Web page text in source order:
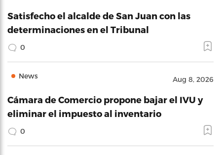
Satisfecho el alcalde de San Juan con las
determinaciones en el Tribunal
0
News Aug 8, 2026
Cámara de Comercio propone bajar el IVU y
eliminar el impuesto al inventario
0